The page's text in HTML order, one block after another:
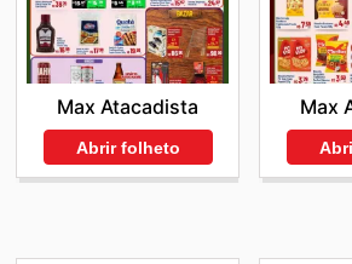
Max Atacadista
Abrir folheto
Max